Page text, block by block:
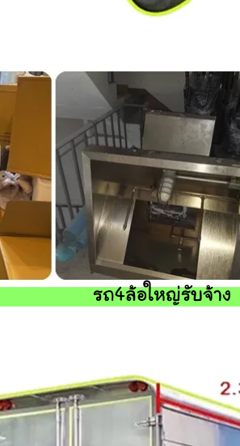
รถ4ล้อใหญ่รับจ้าง